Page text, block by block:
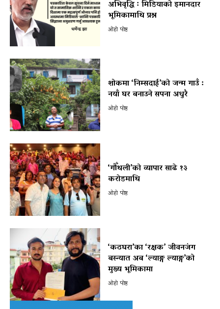
अभिवृद्धि ः मिडियाको इमानदार
भूमिकामाथि प्रश्न
ओहो पोष्ट
शोकमा ‘निम्सदाई’को जन्म गाउँ :
नयाँ घर बनाउने सपना अधुरै
ओहो पोष्ट
‘गौँथली’को व्यापार साढे १३
करोडमाथि
ओहो पोष्ट
‘कठघरा’का ‘रक्षक’ जीवनजंग
बस्न्यात अब ‘ल्याङ्ग ल्याङ्ग’को
मुख्य भूमिकामा
ओहो पोष्ट